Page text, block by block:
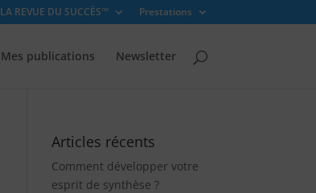
LA REVUE DU SUCCÈS™ Prestations
Mes publications Newsletter
Articles récents
Comment développer votre
esprit de synthèse ?